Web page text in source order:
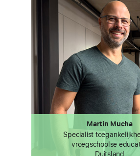
Martin Mucha
Specialist
vroegschoolse
Duitsland